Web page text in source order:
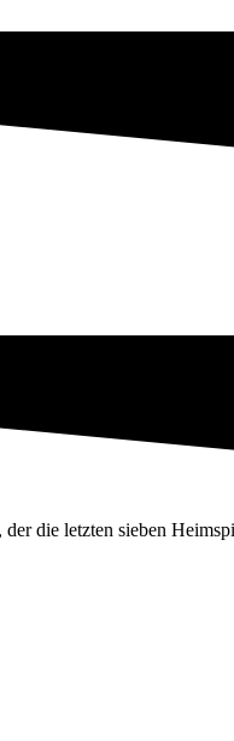
die letzten sieben